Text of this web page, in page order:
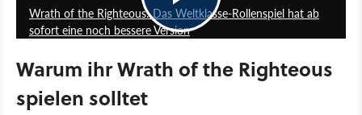
Wrath of the Righteous: Das Weltklasse-Rollenspiel hat ab
sofort eine noch bessere Version
Warum ihr Wrath of the Righteous
spielen solltet